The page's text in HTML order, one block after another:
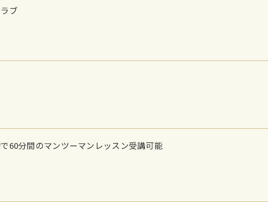
ブ
60分間のマンツーマンレッスン受講可能